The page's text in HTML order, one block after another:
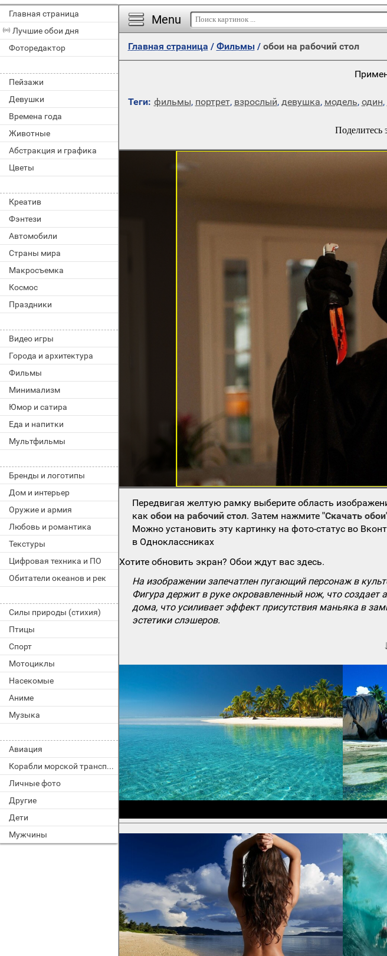
Главная страница
Лучшие обои дня
Фоторедактор
Пейзажи
Девушки
Времена года
Животные
Абстракция и графика
Цветы
Креатив
Фэнтези
Автомобили
Страны мира
Макросъемка
Космос
Праздники
Видео игры
Города и архитектура
Фильмы
Минимализм
Юмор и сатира
Еда и напитки
Мультфильмы
Бренды и логотипы
Дом и интерьер
Оружие и армия
Любовь и романтика
Текстуры
Цифровая техника и ПО
Обитатели океанов и рек
Силы природы (стихия)
Птицы
Спорт
Мотоциклы
Насекомые
Аниме
Музыка
Авиация
Корабли морской транспорт
Личные фото
Другие
Дети
Мужчины
Menu
Главная страница / Фильмы/ обои на рабочий стол
Теги: фильмы, портрет, взрослый, девушка, модель, один,
Передвигая желтую рамку выберите область
какобои на рабочий стол. Затем нажмите"Скачать
Можно установить эту картинку на фото-статус во
в Одноклассниках
Хотите обновить экран? Обои ждут вас здесь.
На изображении запечатлен пугающий персонаж в
Фигура держит в руке окровавленный нож, что
дома, что усиливает эффект присутствия маньяка в
эстетики слэшеров.